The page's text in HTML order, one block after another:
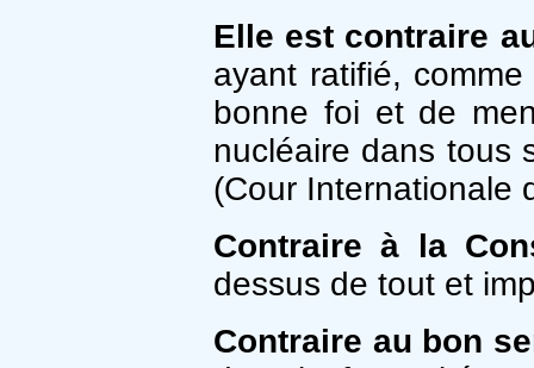
Elle est contraire
ayant ratifié,
bonne foi et de
nucléaire dans tous
(Cour Internationale
Contraire à la
dessus de tout et
Contraire au bon